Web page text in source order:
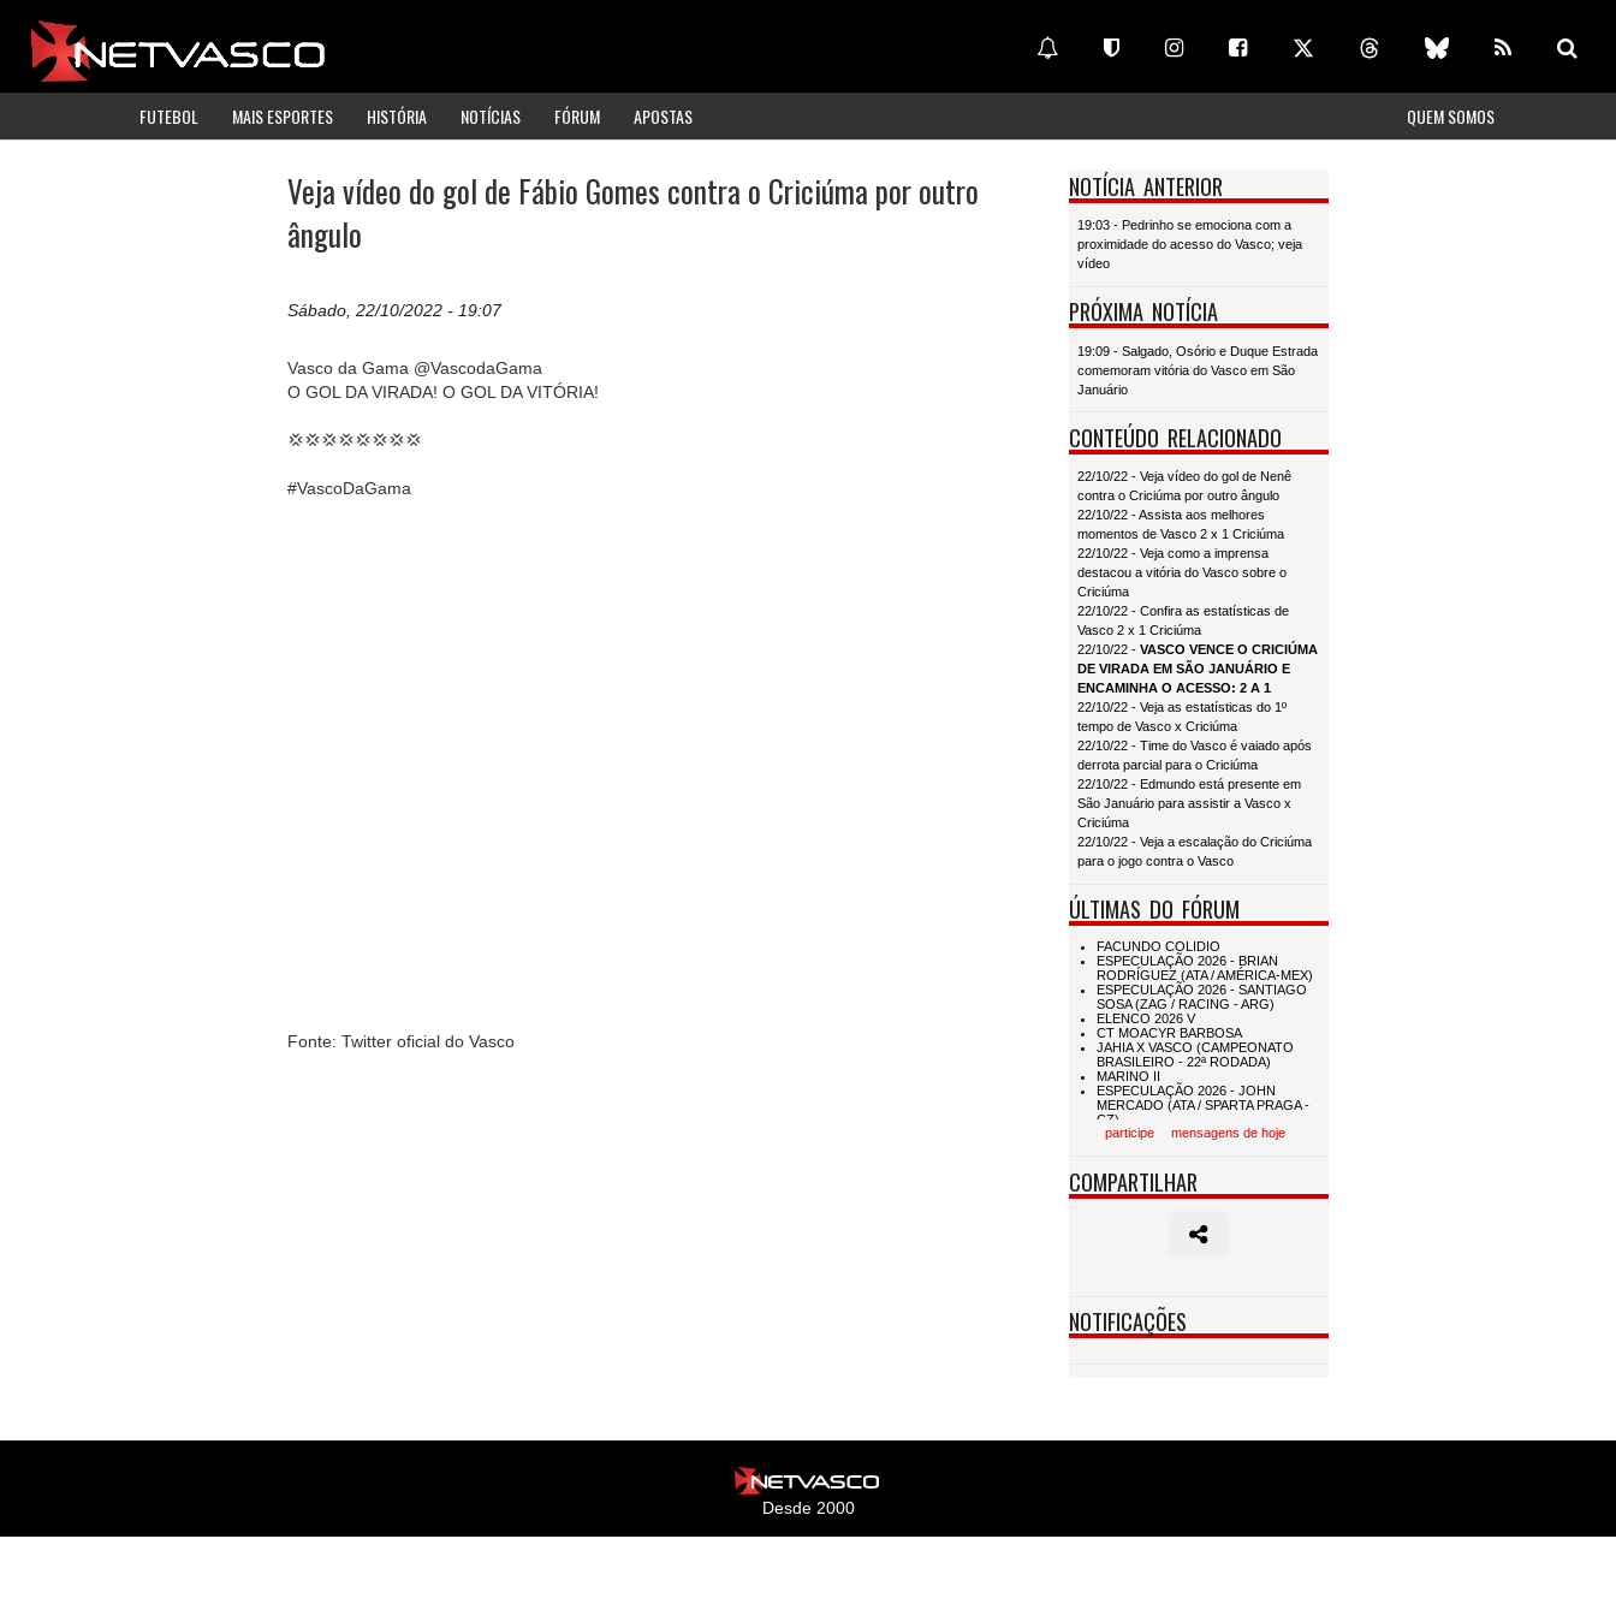
FUTEBOL MAIS ESPORTES HISTÓRIA NOTÍCIAS FÓRUM APOSTAS QUEM SOMOS
Veja vídeo do gol de Fábio Gomes contra o Criciúma por outro
ângulo
Sábado, 22/10/2022 - 19:07
Vasco da Gama @VascodaGama
O GOL DA VIRADA! O GOL DA VITÓRIA!
💢💢💢💢💢💢💢💢
#VascoDaGama
Fonte: Twitter oficial do Vasco
NOTÍCIA ANTERIOR
19:03 - Pedrinho se emociona com a
proximidade do acesso do Vasco; veja
vídeo
PRÓXIMA NOTÍCIA
19:09 - Salgado, Osório e Duque Estrada
comemoram vitória do Vasco em São
Januário
CONTEÚDO RELACIONADO
22/10/22 - Veja vídeo do gol de Nenê
contra o Criciúma por outro ângulo
22/10/22 - Assista aos melhores
momentos de Vasco 2 x 1 Criciúma
22/10/22 - Veja como a imprensa
destacou a vitória do Vasco sobre o
Criciúma
22/10/22 - Confira as estatísticas de
Vasco 2 x 1 Criciúma
22/10/22 - VASCO VENCE O CRICIÚMA
DE VIRADA EM SÃO JANUÁRIO E
ENCAMINHA O ACESSO: 2 A 1
22/10/22 - Veja as estatísticas do 1º
tempo de Vasco x Criciúma
22/10/22 - Time do Vasco é vaiado após
derrota parcial para o Criciúma
22/10/22 - Edmundo está presente em
São Januário para assistir a Vasco x
Criciúma
22/10/22 - Veja a escalação do Criciúma
para o jogo contra o Vasco
ÚLTIMAS DO FÓRUM
participe mensagens de hoje
COMPARTILHAR
NOTIFICAÇÕES
Desde 2000